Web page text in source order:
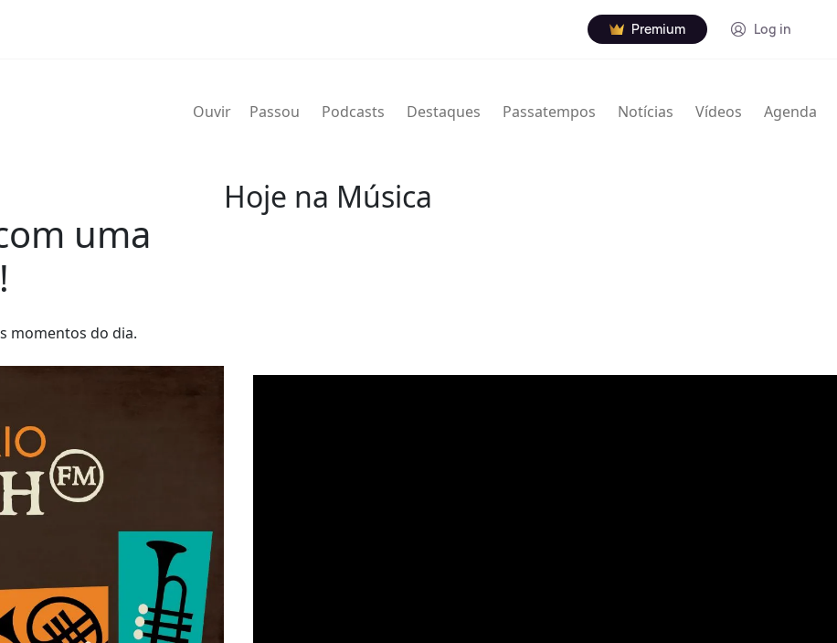
Premium Log in
Ouvir Passou Podcasts Destaques Passatempos Notícias Vídeos Agenda
uma
momentos do dia.
Hoje na Música